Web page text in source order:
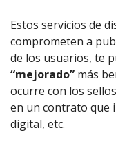
Estos servicios de
comprometen a
de los usuarios, te
“mejorado” más
ocurre con los
en un contrato que
digital, etc.